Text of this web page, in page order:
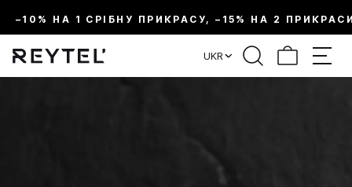
–10% НА 1 СРІБНУ ПРИКРАСУ, –15% НА 2
UKR